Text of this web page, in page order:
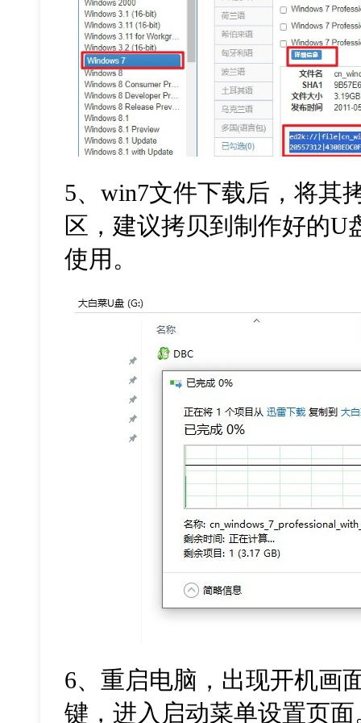
5、win7文件下载后，将其
区，建议拷贝到制作好的U
使用。
6、重启电脑，出现开机画
键，进入启动菜单设置页面